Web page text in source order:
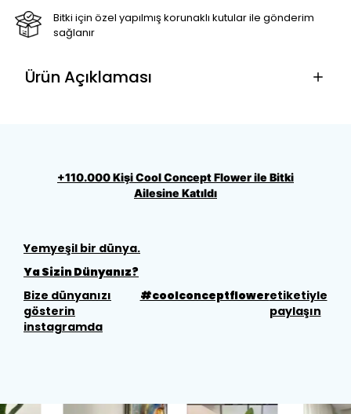
Bitki için özel yapılmış korunaklı kutular ile gönderim
sağlanır
Ürün Açıklaması
+110.000 Kişi Cool Concept Flower ile Bitki
Ailesine Katıldı
Yemyeşil bir dünya.
Ya Sizin Dünyanız?
Bize dünyanızı
gösterin
instagramda
#coolconceptfloweretiketiyle
paylaşın